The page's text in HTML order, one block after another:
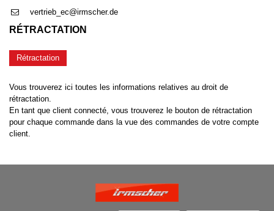
vertrieb_ec@irmscher.de
RÉTRACTATION
Rétractation
Vous trouverez ici toutes les informations relatives au droit de
rétractation.
En tant que client connecté, vous trouverez le bouton de rétractation
pour chaque commande dans la vue des commandes de votre compte
client.